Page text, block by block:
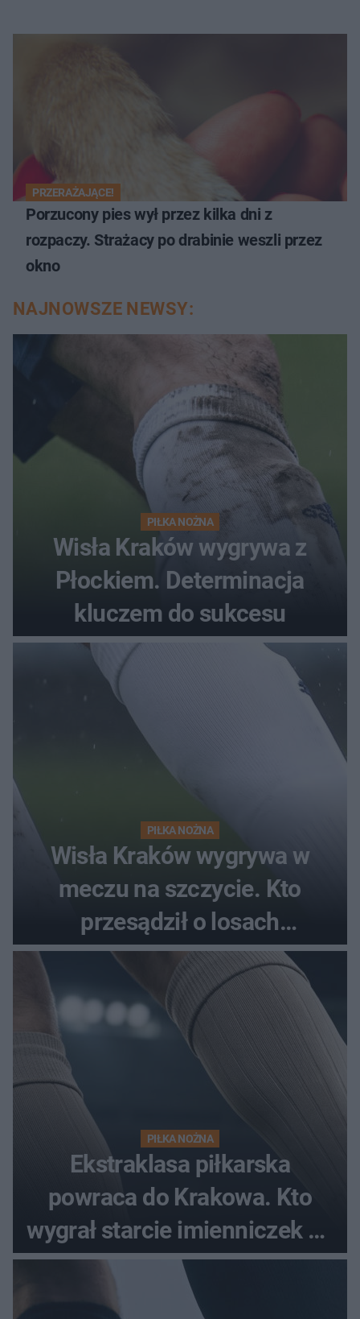
PRZERAŻAJĄCE!
Porzucony pies wył przez kilka dni z
rozpaczy. Strażacy po drabinie weszli przez
okno
NAJNOWSZE NEWSY:
PIŁKA NOŻNA
Wisła Kraków wygrywa z
Płockiem. Determinacja
kluczem do sukcesu
PIŁKA NOŻNA
Wisła Kraków wygrywa w
meczu na szczycie. Kto
przesądził o losach
spotkania?
PIŁKA NOŻNA
Ekstraklasa piłkarska
powraca do Krakowa. Kto
wygrał starcie imienniczek na
pełnym stadionie